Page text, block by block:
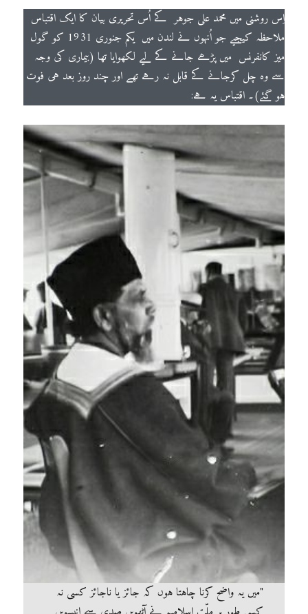
اِس روشنی میں محمد علی جوہر کے اُس تحریری بیان کا ایک اقتباس
ملاحظہ کیجیے جو اُنہوں نے لندن میں یکم جنوری 1931 کو گول
میز کانفرنس میں پڑھے جانے کے لیے لکھوایا تھا (بیماری کی وجہ
سے وہ چل کرجانے کے قابل نہ رہے تھے اور چند روز بعد ہی فوت
ہو گئے)۔ اقتباس یہ ہے:
"میں یہ واضح کرنا چاہتا ہوں کہ جائز یا ناجائز کسی نہ